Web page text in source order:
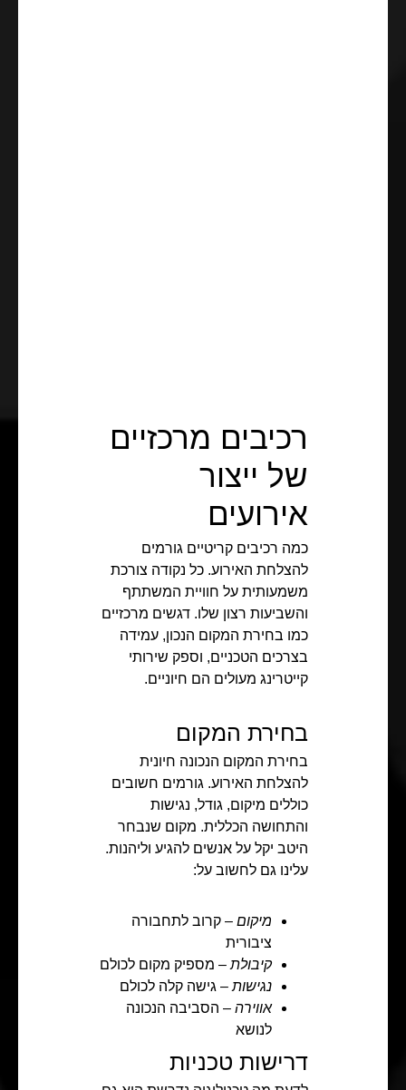
רכיבים מרכזיים
של ייצור
אירועים
כמה רכיבים קריטיים גורמים
להצלחת האירוע. כל נקודה צורכת
משמעותית על חוויית המשתתף
והשביעות רצון שלו. דגשים מרכזיים
כמו בחירת המקום הנכון, עמידה
בצרכים הטכניים, וספק שירותי
קייטרינג מעולים הם חיוניים.
בחירת המקום
בחירת המקום הנכונה חיונית
להצלחת האירוע. גורמים חשובים
כוללים מיקום, גודל, נגישות
והתחושה הכללית. מקום שנבחר
היטב יקל על אנשים להגיע וליהנות.
עלינו גם לחשוב על:
מיקום – קרוב לתחבורה
ציבורית
קיבולת – מספיק מקום לכולם
נגישות – גישה קלה לכולם
אווירה – הסביבה הנכונה
לנושא
דרישות טכניות